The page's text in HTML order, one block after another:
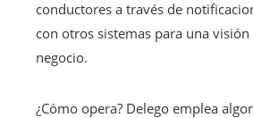
conductores a través de
con otros sistemas para una
negocio.
¿Cómo opera? Delego emplea